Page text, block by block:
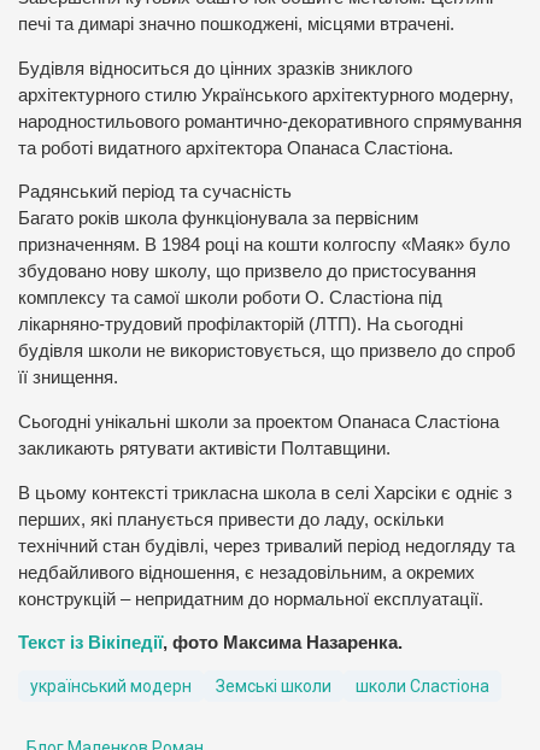
печі та димарі значно пошкоджені, місцями втрачені.
Будівля відноситься до цінних зразків зниклого
архітектурного стилю Українського архітектурного модерну,
народностильового романтично-декоративного спрямування
та роботі видатного архітектора Опанаса Сластіона.
Радянський період та сучасність
Багато років школа функціонувала за первісним
призначенням. В 1984 році на кошти колгоспу «Маяк» було
збудовано нову школу, що призвело до пристосування
комплексу та самої школи роботи О. Сластіона під
лікарняно-трудовий профілакторій (ЛТП). На сьогодні
будівля школи не використовується, що призвело до спроб
її знищення.
Сьогодні унікальні школи за проектом Опанаса Сластіона
закликають рятувати активісти Полтавщини.
В цьому контексті трикласна школа в селі Харсіки є одніє з
перших, які планується привести до ладу, оскільки
технічний стан будівлі, через тривалий період недогляду та
недбайливого відношення, є незадовільним, а окремих
конструкцій – непридатним до нормальної експлуатації.
Текст із Вікіпедії, фото Максима Назаренка.
український модерн Земські школи школи Сластіона